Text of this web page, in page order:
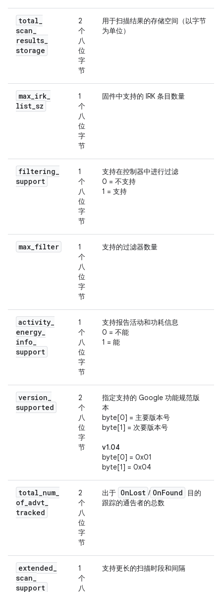
total_
scan_
results_
storage
2
个
八
位
字
节
用于扫描结果的存储空间（以字节
为单位）
max_irk_
list_sz
1
个
八
位
字
节
固件中支持的 IRK 条目数量
filtering_
support
1
个
八
位
字
节
支持在控制器中进行过滤
0 = 不支持
1 = 支持
max_filter
1
个
八
位
字
节
支持的过滤器数量
activity_
energy_
info_
support
1
个
八
位
字
节
支持报告活动和功耗信息
0 = 不能
1 = 能
version_
supported
2
个
八
位
字
节
指定支持的 Google 功能规范版
本
byte[0] = 主要版本号
byte[1] = 次要版本号
v1.04
byte[0] = 0x01
byte[1] = 0x04
total_num_
of_advt_
tracked
2
个
八
位
字
节
出于 OnLost / OnFound
目的
跟踪的通告者的总数
extended_
scan_
support
1
个
八
支持更长的扫描时段和间隔